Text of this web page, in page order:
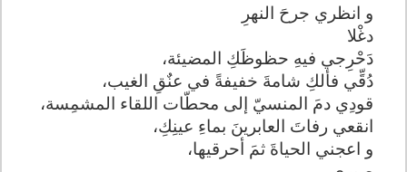
و انظري جرحَ النهرِ
دغْلا
دَحْرِجي فيهِ حظوظَكِ المضيئة،
دُقِّي فألكِ شامةَ خفيفةً في عنٌقِ الغيب،
قودِي دمَ المنسيّ إلى محطّات اللقاء المشمِسة،
انقعي رفاتَ العابرينَ بماءِ عينِكِ،
و اعجني الحياةَ ثمَ أحرقيها،